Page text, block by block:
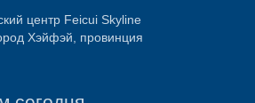
центр Feicui Skyline
Хэйфэй, провинция